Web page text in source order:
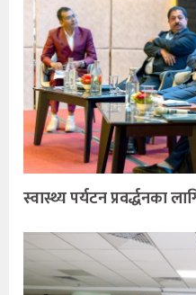
स्वास्थ्य पर्यटन प्रवर्द्धनका